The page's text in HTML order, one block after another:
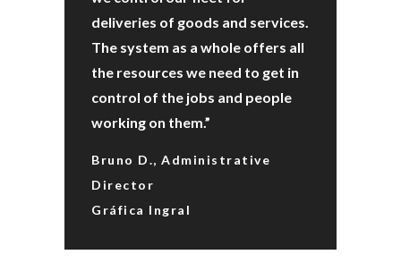
deliveries of goods and services.
The system as a whole offers all
the resources we need to get in
control of the jobs and people
working on them.”
Bruno D., Administrative
Director
Gráfica Ingral